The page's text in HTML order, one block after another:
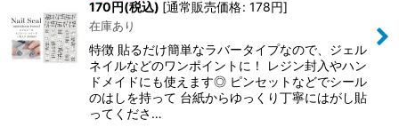
170円(税込) [通常販売価格: 178円]
在庫あり
特徴 貼るだけ簡単なラバータイプなので、ジェル
ネイルなどのワンポイントに！ レジン封入やハン
ドメイドにも使えます◎ ピンセットなどでシール
のはしを持って 台紙からゆっくり丁寧にはがし貼
ってくださ…